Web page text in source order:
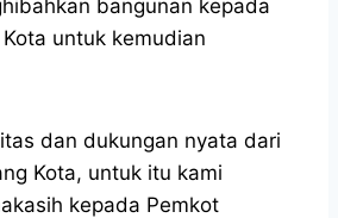
bangunan kepada
untuk kemudian
dan dukungan nyata dari
Kota, untuk itu kami
kepada Pemkot